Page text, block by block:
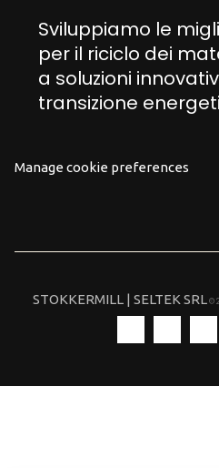
Sviluppiamo le
per il riciclo dei
a soluzioni
transizione
Manage cookie preferences
STOKKERMILL | SELTEK SRL©